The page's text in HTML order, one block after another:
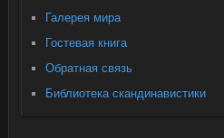
Галерея мира
Гостевая книга
Обратная связь
Библиотека скандинавистики